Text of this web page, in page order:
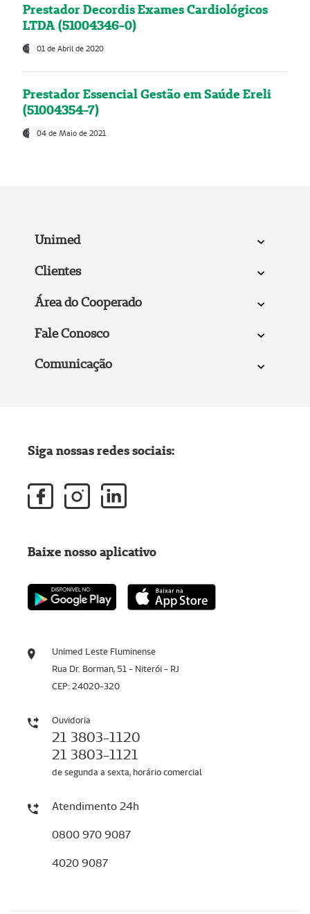
Prestador Decordis Exames Cardiológicos
LTDA (51004346-0)
01 de Abril de 2020
Prestador Essencial Gestão em Saúde Ereli
(51004354-7)
04 de Maio de 2021
Unimed
Clientes
Área do Cooperado
Fale Conosco
Comunicação
Unimed Leste Fluminense
Rua Dr. Borman, 51 - Niterói - RJ
CEP: 24020-320
Ouvidoria
21 3803-1120
21 3803-1121
de segunda a sexta, horário comercial
Atendimento 24h
0800 970 9087
4020 9087
Siga nossas redes sociais:
Baixe nosso aplicativo